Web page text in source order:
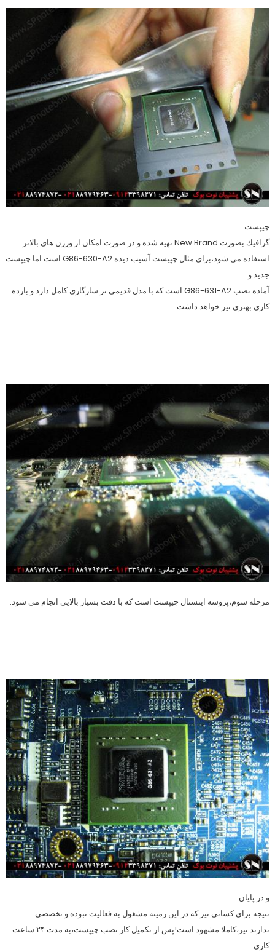
چيپست
گرافيك بصورت New Brand تهيه شده و در صورت امكان از ورژن هاي بالاتر
استفاده مي شود،براي مثال چپيست آسيب ديده G86-630-A2 است اما چيپست
جديد و
آماده نصب G86-631-A2 است كه با مدل قديمي تر سازگاري كامل دارد و بازده
كاري بهتري نيز خواهد داشت.
مرحله سوم،پروسه اينستال چيپست است كه با دقت بسيار بالايي انجام مي شود.
و در پايان
نتيجه براي كساني نيز كه در اين زمينه مشغول به فعاليت نبوده و تخصصي
ندارند نيز،كاملا مشهود است!پس از تكميل كار نصب چيپست،به مدت ۲۴ ساعت
كاري